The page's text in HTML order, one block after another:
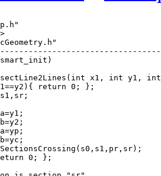
x1, int
return 0; };
0; };